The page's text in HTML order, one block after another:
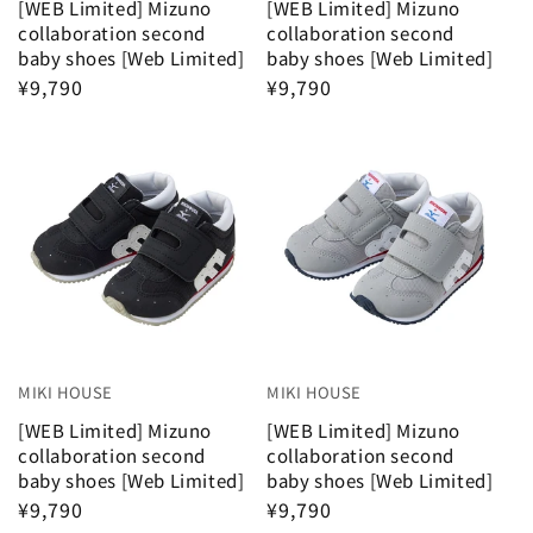
[WEB Limited] Mizuno
collaboration second
baby shoes [Web Limited]
¥9,790
[WEB Limited] Mizuno
collaboration second
baby shoes [Web Limited]
¥9,790
MIKI HOUSE
[WEB Limited] Mizuno
collaboration second
baby shoes [Web Limited]
¥9,790
MIKI HOUSE
[WEB Limited] Mizuno
collaboration second
baby shoes [Web Limited]
¥9,790